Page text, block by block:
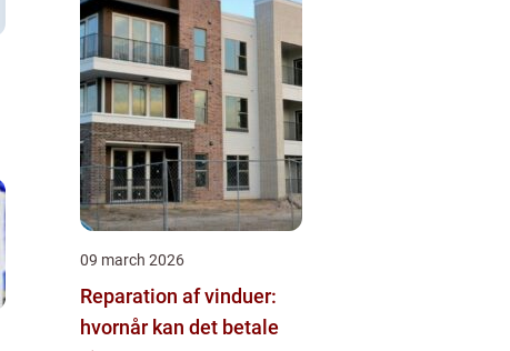
09 march 2026
Reparation af vinduer:
hvornår kan det betale